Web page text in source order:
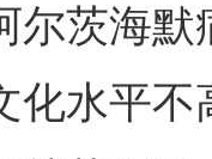
尔茨海
化水平